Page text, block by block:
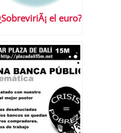
el euro?